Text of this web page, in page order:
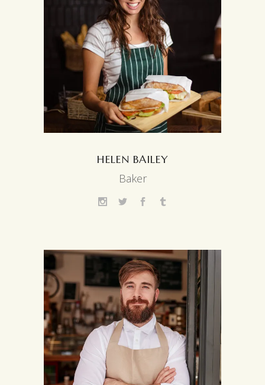
HELEN BAILEY
Baker